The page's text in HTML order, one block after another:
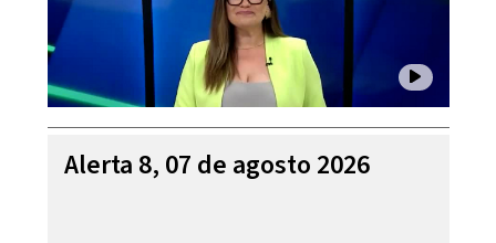
Alerta 8, 07 de agosto 2026